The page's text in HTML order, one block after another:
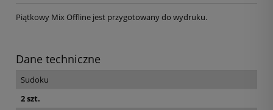
Piątkowy Mix Offline jest przygotowany do wydruku.
Dane techniczne
Sudoku
2 szt.